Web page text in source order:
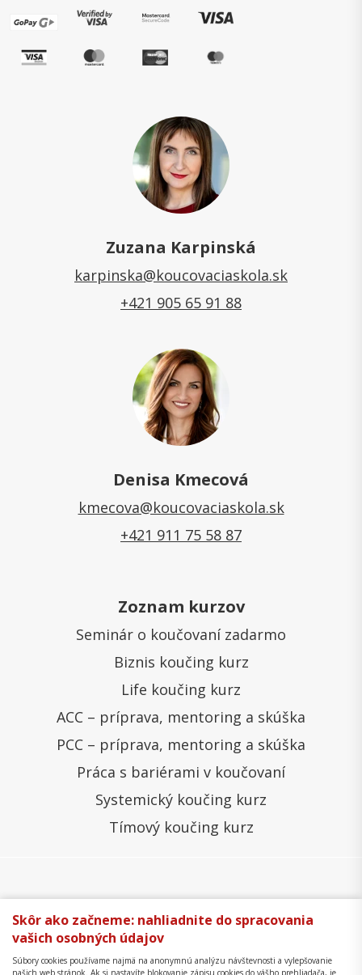
Zuzana Karpinská
karpinska@koucovaciaskola.sk
+421 905 65 91 88
Denisa Kmecová
kmecova@koucovaciaskola.sk
+421 911 75 58 87
Zoznam kurzov
Seminár o koučovaní zadarmo
Biznis koučing kurz
Life koučing kurz
ACC – príprava, mentoring a skúška
PCC – príprava, mentoring a skúška
Práca s bariérami v koučovaní
Systemický koučing kurz
Tímový koučing kurz
Všeobecné obchodné podmienky
Správa cookies
Ochrana osobných údajov
Formulár na odstúpenie
Mapa stránky
Skôr ako začneme: nahliadnite do spracovania
vašich osobných údajov
Súbory cookies používame najmä na anonymnú analýzu návštevnosti a vylepšovanie
našich web stránok. Ak si nastavíte blokovanie zápisu cookies do vášho prehliadača, je